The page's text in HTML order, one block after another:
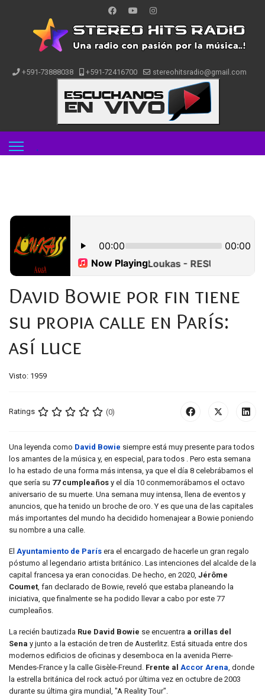
+591-73888038 +591-72416700 stereohitsradio@gmail.com
.
David Bowie por fin tiene
su propia calle en París:
así luce
Visto: 1959
Ratings (0)
Una leyenda como David Bowie siempre está muy presente para todos
los amantes de la música y, en especial, para todos . Pero esta semana
lo ha estado de una forma más intensa, ya que el día 8 celebrábamos el
que sería su 77 cumpleaños y el día 10 conmemorábamos el octavo
aniversario de su muerte. Una semana muy intensa, llena de eventos y
anuncios, que ha tenido un broche de oro. Y es que una de las capitales
más importantes del mundo ha decidido homenajear a Bowie poniendo
su nombre a una calle.
El Ayuntamiento de París era el encargado de hacerle un gran regalo
póstumo al legendario artista británico. Las intenciones del alcalde de la
capital francesa ya eran conocidas. De hecho, en 2020, Jérôme
Coumet, fan declarado de Bowie, reveló que estaba planeando la
iniciativa, que finalmente se ha podido llevar a cabo por este 77
cumpleaños.
La recién bautizada Rue David Bowie se encuentra a orillas del
Sena y junto a la estación de tren de Austerlitz. Está situada entre dos
modernos edificios de oficinas y desemboca en la avenida Pierre-
Mendes-France y la calle Gisèle-Freund. Frente al Accor Arena, donde
la estrella británica del rock actuó por última vez en octubre de 2003
durante su última gira mundial, "A Reality Tour".